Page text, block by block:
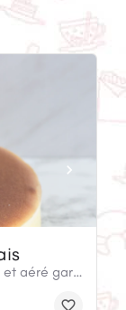
Un gâteau au fromage japonais léger et aéré garni de fruits